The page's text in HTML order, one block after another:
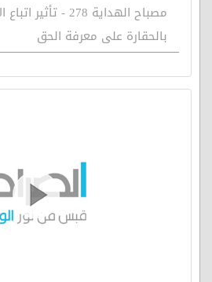
مصباح الهداية 278 -
بالحقارة على معرفة الحق